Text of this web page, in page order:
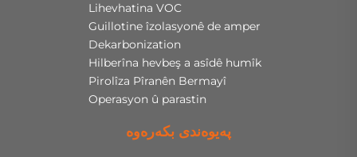
Lihevhatina VOC
Guillotine îzolasyonê de amper
Dekarbonization
Hilberîna hevbeş a asîdê humîk
Pirolîza Pîranên Bermayî
Operasyon û parastin
پەیوەندی بکەرەوە